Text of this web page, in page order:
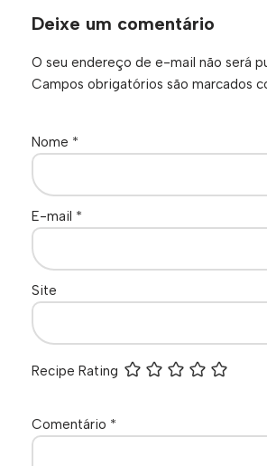
Deixe um comentário
O seu endereço de e-mail não será
Campos obrigatórios são marcados
Nome *
E-mail *
Site
Recipe Rating
Comentário *